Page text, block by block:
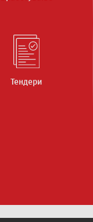
Тендери